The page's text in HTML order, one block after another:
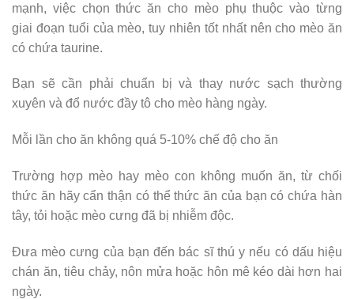
mạnh, việc chọn thức ăn cho mèo phụ thuộc vào từng
giai đoạn tuổi của mèo, tuy nhiên tốt nhất nên cho mèo ăn
có chứa taurine.
Bạn sẽ cần phải chuẩn bị và thay nước sạch thường
xuyên và đổ nước đầy tô cho mèo hàng ngày.
Mỗi lần cho ăn không quá 5-10% chế độ cho ăn
Trường hợp mèo hay mèo con không muốn ăn, từ chối
thức ăn hãy cẩn thận có thể thức ăn của bạn có chứa hàn
tây, tỏi hoặc mèo cưng đã bị nhiễm độc.
Đưa mèo cưng của bạn đến bác sĩ thú y nếu có dấu hiệu
chán ăn, tiêu chảy, nôn mửa hoặc hôn mê kéo dài hơn hai
ngày.